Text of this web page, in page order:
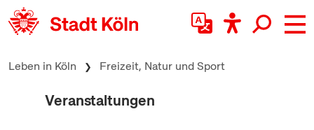
zum Inhalt springen
Leben in Köln Freizeit, Natur und Sport
Veranstaltungen